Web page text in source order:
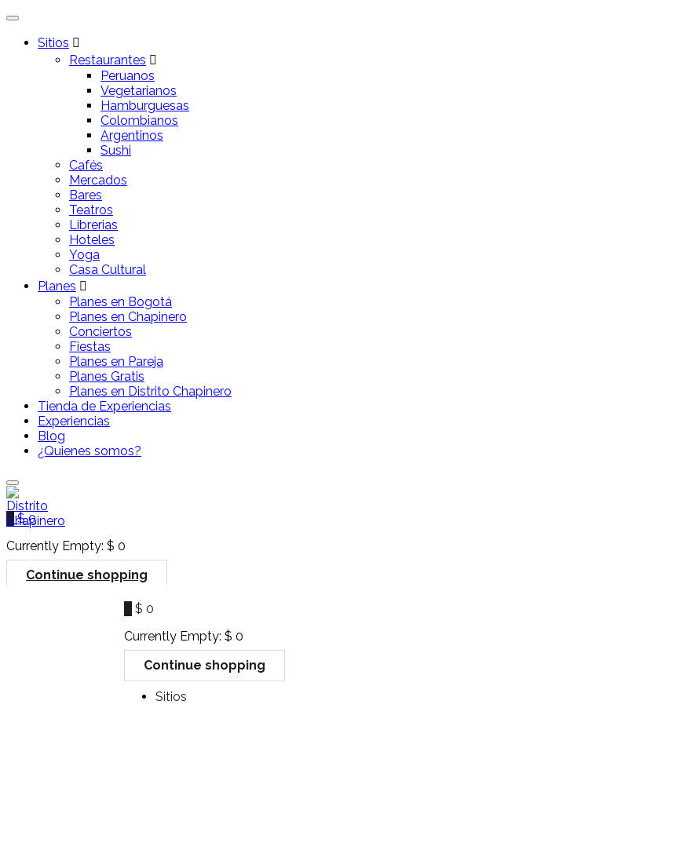
Sitios
Restaurantes
Peruanos
Vegetarianos
Hamburguesas
Colombianos
Argentinos
Sushi
Cafés
Mercados
Bares
Teatros
Librerias
Hoteles
Yoga
Casa Cultural
Planes
Planes en Bogotá
Planes en Chapinero
Conciertos
Fiestas
Planes en Pareja
Planes Gratis
Planes en Distrito Chapinero
Tienda de Experiencias
Experiencias
Blog
¿Quienes somos?
0 $0
Currently Empty: $ 0
Continue shopping
$ 0
Currently Empty:$ 0
Continue shopping
Sitios